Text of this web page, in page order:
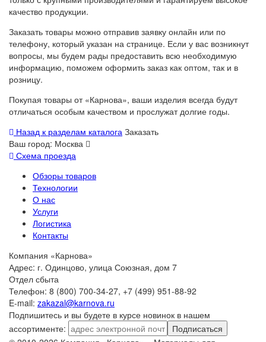
качество продукции.
Заказать товары можно отправив заявку онлайн или по
телефону, который указан на странице. Если у вас возникнут
вопросы, мы будем рады предоставить всю необходимую
информацию, поможем оформить заказ как оптом, так и в
розницу.
Покупая товары от «Карнова», ваши изделия всегда будут
отличаться особым качеством и прослужат долгие годы.
Назад к разделам каталога Заказать
Ваш город: Москва
Схема проезда
Обзоры товаров
Технологии
О нас
Услуги
Логистика
Контакты
Компания «Карнова»
Адрес: г. Одинцово, улица Союзная, дом 7
Отдел сбыта
Телефон: 8 (800) 700-34-27, +7 (499) 951-88-92
E-mail: zakazal@karnova.ru
Подпишитесь и вы будете в курсе новинок в нашем
ассортименте:
Подписаться